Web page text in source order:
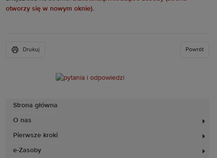
Strona główna
O nas
Pierwsze kroki
e-Zasoby
otworzy się w nowym oknie).
Drukuj Powrót